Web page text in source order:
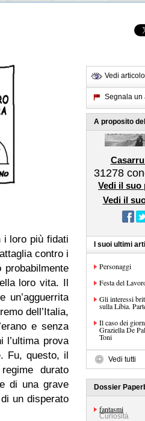
i loro più fidati
contro i
loro vita. Il
un’agguerrita
dell’Italia,
e senza
l’ultima prova
Fu, questo, il
durato
di una grave
un disperato
Vedi
Segnala un
A proposito
31278
Vedi il suo
Vedi il
I suoi ultimi
Personaggi
Festa del
Gli interessi
sulla Libia.
Il caso dei
Graziella De
Toni
Vedi tutti
Dossier
fantasmi
Curiosità